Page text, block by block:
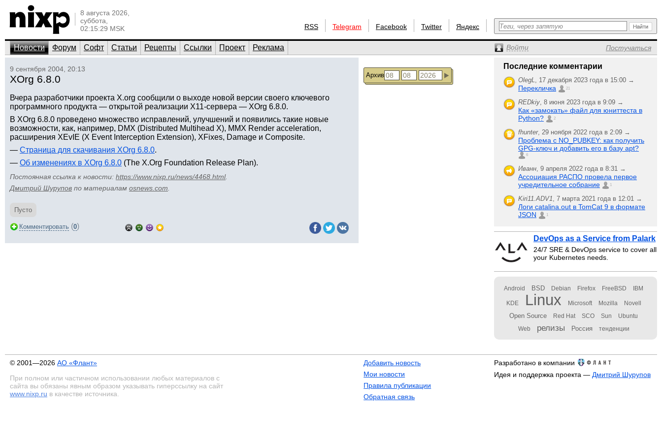
8 августа 2026,
суббота,
02:15:29 MSK
RSS Telegram Facebook Twitter Яндекс
Новости Форум Софт Статьи Рецепты Ссылки Проект Реклама Войти Постучаться
9 сентября 2004, 20:13
XOrg 6.8.0
Вчера разработчики проекта X.org сообщили о выходе новой версии своего ключевого
программного продукта — открытой реализации X11-сервера — XOrg 6.8.0.
В XOrg 6.8.0 проведено множество исправлений, улучшений и появились такие новые
возможности, как, например, DMX (Distributed Multihead X), MMX Render acceleration,
расширения XEvIE (X Event Interception Extension), XFixes, Damage и Composite.
— Страница для скачивания XOrg 6.8.0.
— Об изменениях в XOrg 6.8.0 (The X.Org Foundation Release Plan).
Постоянная ссылка к новости: https://www.nixp.ru/news/4468.html.
Дмитрий Шурупов по материалам osnews.com
Пусто
Комментировать (0)
Архив
Последние комментарии
OlegL, 17 декабря 2023 года в 15:00 →
Перекличка 21
REDkiy, 8 июня 2023 года в 9:09 →
Как «замокать» файл для юниттеста в
Python?
2
fhunter, 29 ноября 2022 года в 2:09 →
Проблема с NO_PUBKEY: как получить
GPG-ключ и добавить его в базу apt?
6
Иванн, 9 апреля 2022 года в 8:31 →
Ассоциация РАСПО провела первое
учредительное собрание
1
Kiri11.ADV1, 7 марта 2021 года в 12:01 →
Логи catalina.out в TomCat 9 в формате
JSON
1
DevOps as a Service from Palark
24/7 SRE & DevOps service to cover all
your Kubernetes needs.
Android BSD Debian Firefox FreeBSD IBM
KDE Linux Microsoft Mozilla Novell
Open Source Red Hat SCO Sun Ubuntu
Web релизы Россия тенденции
© 2001—2026 АО «Флант»
При полном или частичном использовании любых материалов с
сайта вы обязаны явным образом указывать гиперссылку на сайт
www.nixp.ru в качестве источника.
Добавить новость
Мои новости
Правила публикации
Обратная связь
Разработано в компании
Идея и поддержка проекта — Дмитрий Шурупов